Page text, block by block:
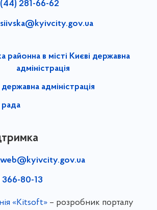
281-66-62
районна в місті Києві державна
адміністрація
державна адміністрація
рада
80-13
«Kitsoft»– розробник порталу